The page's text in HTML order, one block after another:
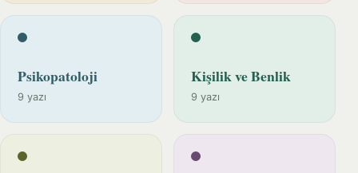
Psikopatoloji
9 yazı
Kişilik ve Benlik
9 yazı